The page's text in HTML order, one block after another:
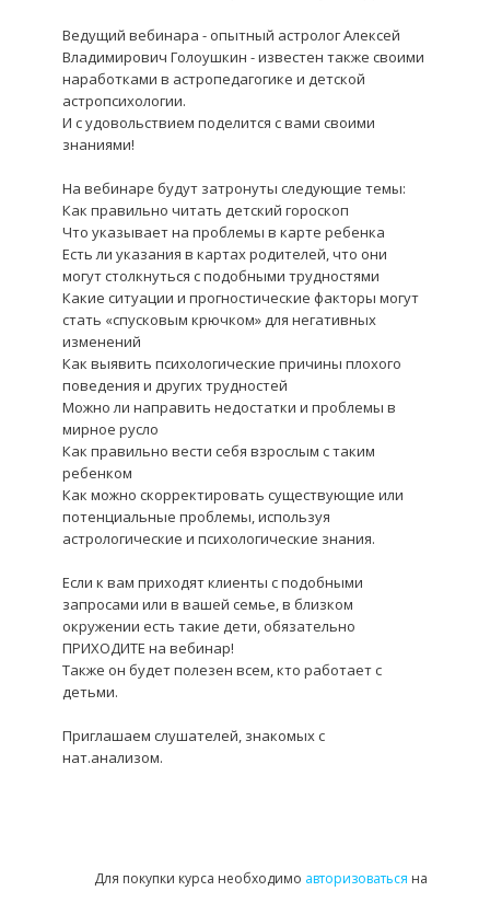
Ведущий вебинара - опытный астролог Алексей
Владимирович Голоушкин - известен также своими
наработками в астропедагогике и детской
астропсихологии.
И с удовольствием поделится с вами своими
знаниями!
На вебинаре будут затронуты следующие темы:
Как правильно читать детский гороскоп
Что указывает на проблемы в карте ребенка
Есть ли указания в картах родителей, что они
могут столкнуться с подобными трудностями
Какие ситуации и прогностические факторы могут
стать «спусковым крючком» для негативных
изменений
Как выявить психологические причины плохого
поведения и другихтрудностей
Можно ли направить недостатки и проблемы в
мирное русло
Как правильно вести себя взрослым с таким
ребенком
Как можно скорректировать существующие или
потенциальные проблемы, используя
астрологические и психологические знания.
Если к вам приходят клиенты с подобными
запросами или в вашей семье, в близком
окружении есть такие дети, обязательно
ПРИХОДИТЕ на вебинар!
Также он будет полезен всем, кто работает с
детьми.
Приглашаем слушателей, знакомых с
нат.анализом.
Для покупки курса необходимо авторизоваться на